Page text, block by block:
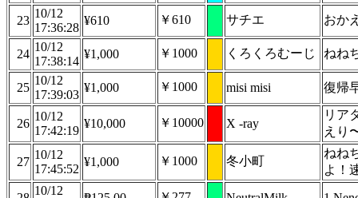
23
10/12
17:36:28
¥610 ￥610 サチエ おか
24
10/12
17:38:14
¥1,000 ￥1000 くろくろむーじ ねね
25
10/12
17:39:03
¥1,000 ￥1000 misi misi 復帰
26
10/12
17:42:19
¥10,000 ￥10000 X -ray
リア
えり
27
10/12
17:45:52
¥1,000 ￥1000 冬小町
ねね
よ！
10/12